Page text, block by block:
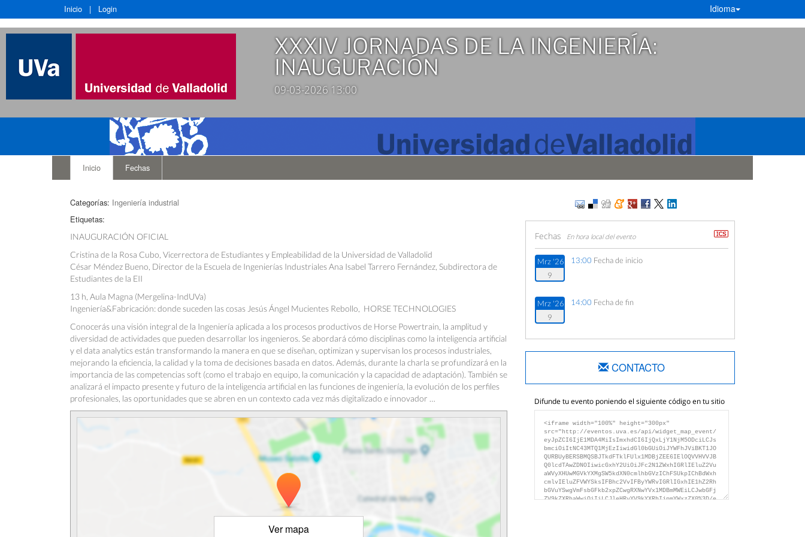
Inicio | Login Idioma
XXXIV JORNADAS DE LA INGENIERÍA:
INAUGURACIÓN
09-03-2026 13:00
Inicio Fechas
Categorías: Ingeniería industrial
Etiquetas:
INAUGURACIÓN OFICIAL
Cristina de la Rosa Cubo, Vicerrectora de Estudiantes y Empleabilidad de la Universidad de Valladolid
César Méndez Bueno, Director de la Escuela de Ingenierías Industriales Ana Isabel Tarrero Fernández, Subdirectora de
Estudiantes de la EII
13 h, Aula Magna (Mergelina-IndUVa)
Ingeniería&Fabricación: donde suceden las cosas Jesús Ángel Mucientes Rebollo, HORSE TECHNOLOGIES
Conocerás una visión integral de la Ingeniería aplicada a los procesos productivos de Horse Powertrain, la amplitud y
diversidad de actividades que pueden desarrollar los ingenieros. Se abordará cómo disciplinas como la inteligencia artificial
y el data analytics están transformando la manera en que se diseñan, optimizan y supervisan los procesos industriales,
mejorando la eficiencia, la calidad y la toma de decisiones basada en datos. Además, durante la charla se profundizará en la
importancia de las competencias soft (como el trabajo en equipo, la comunicación y la capacidad de adaptación). También se
analizará el impacto presente y futuro de la inteligencia artificial en las funciones de ingeniería, la evolución de los perfiles
profesionales, las oportunidades que se abren en un contexto cada vez más digitalizado e innovador …
Ver mapa
Fechas En hora local del evento
Mrz '26
9
13:00 Fecha de inicio
Mrz '26
9
14:00 Fecha de fin
CONTACTO
Difunde tu evento poniendo el siguiente código en tu sitio